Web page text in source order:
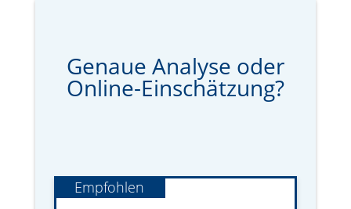
Genaue Analyse oder
Online-Einschätzung?
Empfohlen